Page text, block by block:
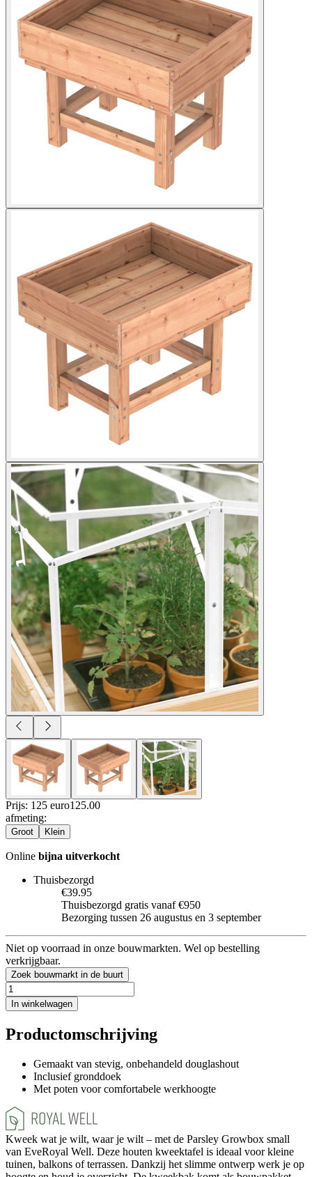
Prijs: 125 euro125.00
afmeting:
Groot Klein
Online bijna uitverkocht
Thuisbezorgd
€39.95
Thuisbezorgd gratis vanaf €950
Bezorging tussen 26 augustus en 3 september
Niet op voorraad in onze bouwmarkten. Wel op bestelling
verkrijgbaar.
Zoek bouwmarkt in de buurt
In winkelwagen
Productomschrijving
Gemaakt van stevig, onbehandeld douglashout
Inclusief gronddoek
Met poten voor comfortabele werkhoogte
Kweek wat je wilt, waar je wilt – met de Parsley Growbox small
van EveRoyal Well. Deze houten kweektafel is ideaal voor kleine
tuinen, balkons of terrassen. Dankzij het slimme ontwerp werk je op